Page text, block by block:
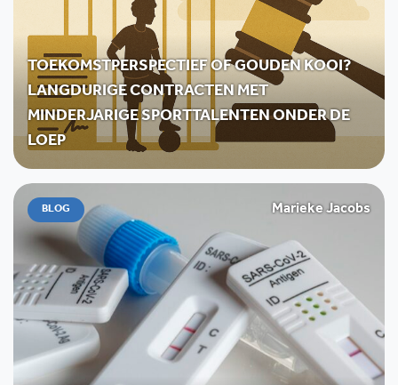
TOEKOMSTPERSPECTIEF OF GOUDEN KOOI?
LANGDURIGE CONTRACTEN MET
MINDERJARIGE SPORTTALENTEN ONDER DE
LOEP
BLOG Marieke Jacobs